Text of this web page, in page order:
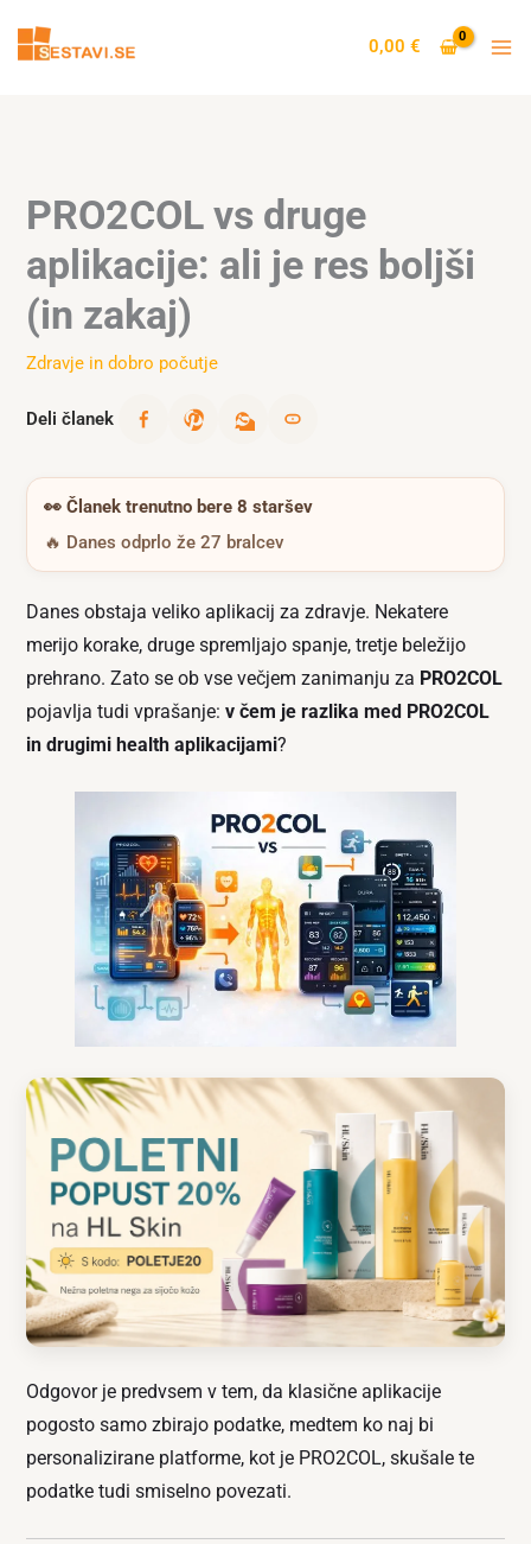
content
0,00€
PRO2COL vs druge
aplikacije: ali je res boljši
(in zakaj)
Zdravje in dobro počutje
Deli članek
👀Članek trenutno bere 8 staršev
🔥 Danes odprlo že 27 bralcev
Danes obstaja veliko aplikacij za zdravje. Nekatere
merijo korake, druge spremljajo spanje, tretje beležijo
prehrano. Zato se ob vse večjem zanimanju za PRO2COL
pojavlja tudi vprašanje:v čem je razlika med PRO2COL
in drugimi health aplikacijami?
Odgovor je predvsem v tem, da klasične aplikacije
pogosto samo zbirajo podatke, medtem ko naj bi
personalizirane platforme, kot je PRO2COL, skušale te
podatke tudi smiselno povezati.